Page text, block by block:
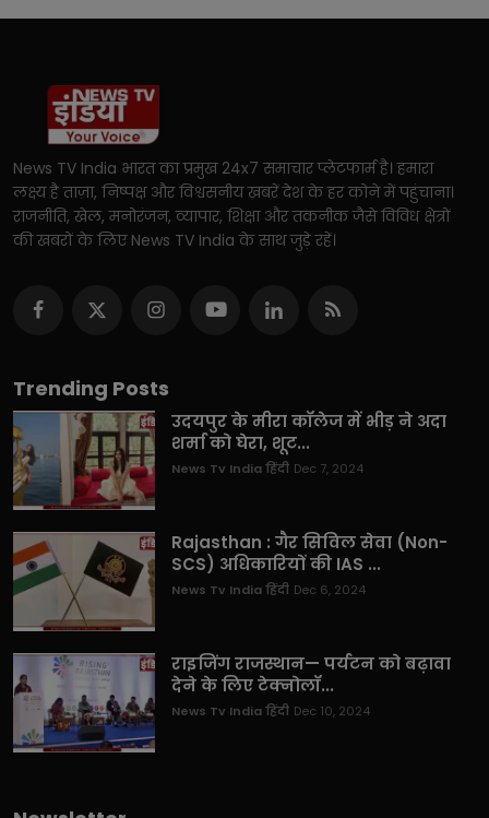
News TV India भारत का प्रमुख 24x7 समाचार प्लेटफार्म है। हमारा
लक्ष्य है ताज़ा, निष्पक्ष और विश्वसनीय खबरें देश के हर कोने में पहुंचाना।
राजनीति, खेल, मनोरंजन, व्यापार, शिक्षा और तकनीक जैसे विविध क्षेत्रों
की खबरों के लिए News TV India के साथ जुड़े रहें।
Trending Posts
उदयपुर के मीरा कॉलेज में भीड़ ने अदा
शर्मा को घेरा, शूट...
News Tv India हिंदी Dec 7, 2024
Rajasthan : गैर सिविल सेवा (Non-
SCS) अधिकारियों की IAS ...
News Tv India हिंदी Dec 6, 2024
राइजिंग राजस्थान— पर्यटन को बढ़ावा
देने के लिए टेक्नोलॉ...
News Tv India हिंदी Dec 10, 2024